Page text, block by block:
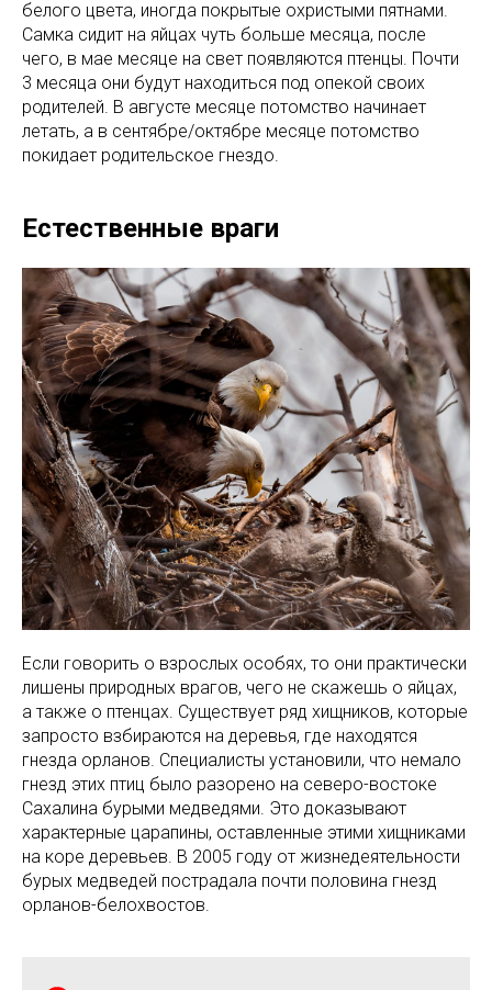
белого цвета, иногда покрытые охристыми пятнами.
Самка сидит на яйцах чуть больше месяца, после
чего, в мае месяце на свет появляются птенцы. Почти
3 месяца они будут находиться под опекой своих
родителей. В августе месяце потомство начинает
летать, а в сентябре/октябре месяце потомство
покидает родительское гнездо.
Естественные враги
Если говорить о взрослых особях, то они практически
лишены природных врагов, чего не скажешь о яйцах,
а также о птенцах. Существует ряд хищников, которые
запросто взбираются на деревья, где находятся
гнезда орланов. Специалисты установили, что немало
гнезд этих птиц было разорено на северо-востоке
Сахалина бурыми медведями. Это доказывают
характерные царапины, оставленные этими хищниками
на коре деревьев. В 2005 году от жизнедеятельности
бурых медведей пострадала почти половина гнезд
орланов-белохвостов.